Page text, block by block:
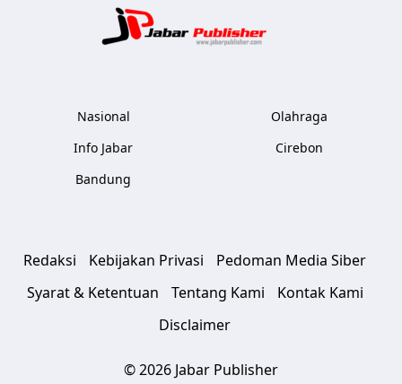
Nasional
Info Jabar
Bandung
Olahraga
Cirebon
Redaksi Kebijakan Privasi
Pedoman Media Siber
Syarat & Ketentuan
Tentang Kami
Kontak Kami
Disclaimer
© 2026 Jabar Publisher